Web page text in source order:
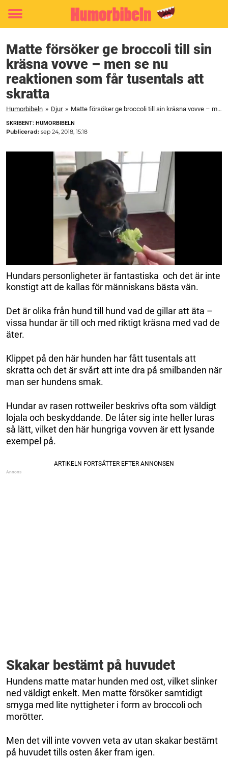
Toggle
Matte försöker ge broccoli till sin
kräsna vovve – men se nu
reaktionen som får tusentals att
skratta
Humorbibeln » Djur » Matte försöker ge broccoli till sin kräsna vovve – men se nu reaktionen som får tusentals att skratta
SKRIBENT: HUMORBIBELN
Publicerad: sep 24, 2018, 15:18
Hundars personligheter är fantastiska och det är inte
konstigt att de kallas för människans bästa vän.
Det är olika från hund till hund vad de gillar att äta –
vissa hundar är till och med riktigt kräsna med vad de
äter.
Klippet på den här hunden har fått tusentals att
skratta och det är svårt att inte dra på smilbanden när
man ser hundens smak.
Hundar av rasen rottweiler beskrivs ofta som väldigt
lojala och beskyddande. De låter sig inte heller luras
så lätt, vilket den här hungriga vovven är ett lysande
exempel på.
Skakar bestämt på huvudet
Hundens matte matar hunden med ost, vilket slinker
ned väldigt enkelt. Men matte försöker samtidigt
smyga med lite nyttigheter i form av broccoli och
morötter.
Men det vill inte vovven veta av utan skakar bestämt
på huvudet tills osten åker fram igen.